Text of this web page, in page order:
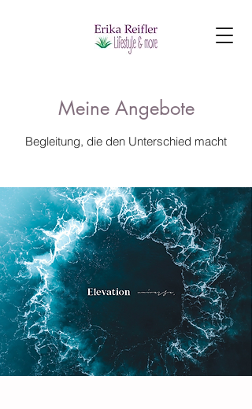
Meine Angebote
Begleitung, die den Unterschied macht